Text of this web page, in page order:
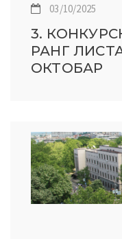
03/10/2025
3.
РАНГ
ОКТОБАР